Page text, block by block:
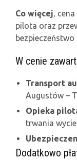
Co więcej,
pilota oraz
W cenie
Transport
Augustów –
Opieka
trwania
Dodatkowo